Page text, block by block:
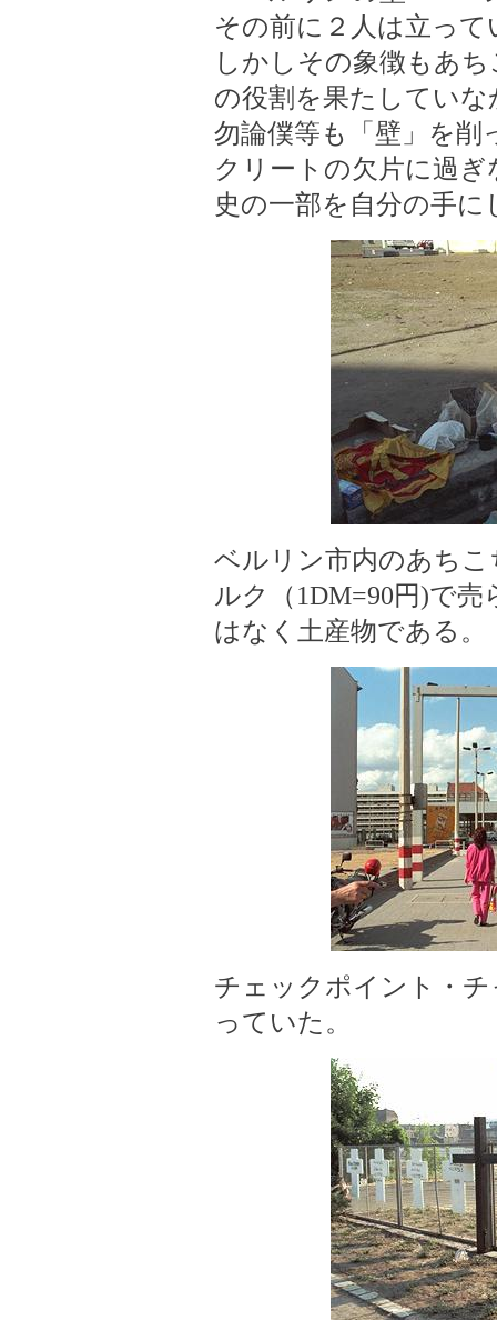
その前に２人は立って
しかしその象徴もあ
の役割を果たしていな
勿論僕等も「壁」を削
クリートの欠片に過
史の一部を自分の手
ベルリン市内のあち
ルク（1DM=90円)で
はなく土産物である。
チェックポイント・
っていた。